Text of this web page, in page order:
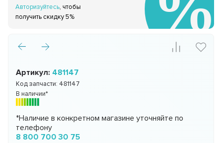
Авторизуйтесь, чтобы
получить скидку 5%
Артикул: 481147
Код запчасти: 481147
В наличии*
*Наличие в конкретном магазине уточняйте по
телефону
8 800 700 30 75